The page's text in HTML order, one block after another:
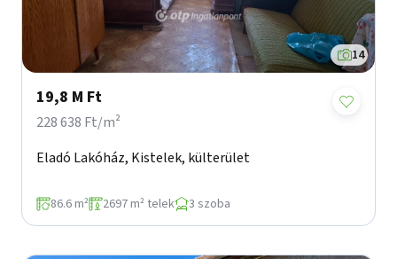
14
19,8 M Ft
228 638 Ft/m²
Eladó Lakóház, Kistelek, külterület
86.6 m² 2697 m² telek 3 szoba